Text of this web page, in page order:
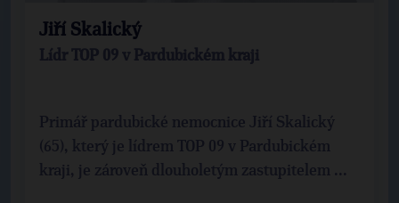
Jiří Skalický
Lídr TOP 09 v Pardubickém kraji
Primář pardubické nemocnice Jiří Skalický
(65), který je lídrem TOP 09 v Pardubickém
kraji, je zároveň dlouholetým zastupitelem ...